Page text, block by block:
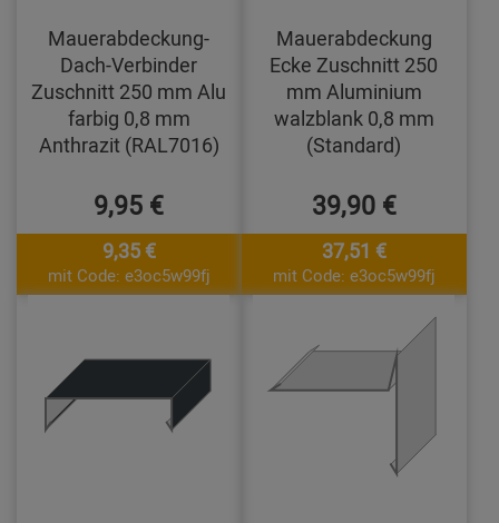
Mauerabdeckung-
Dach-Verbinder
Zuschnitt 250 mm Alu
farbig 0,8 mm
Anthrazit (RAL7016)
9,95 €
9,35 €
mit Code: e3oc5w99fj
Mauerabdeckung
Ecke Zuschnitt 250
mm Aluminium
walzblank 0,8 mm
(Standard)
39,90 €
37,51 €
mit Code: e3oc5w99fj